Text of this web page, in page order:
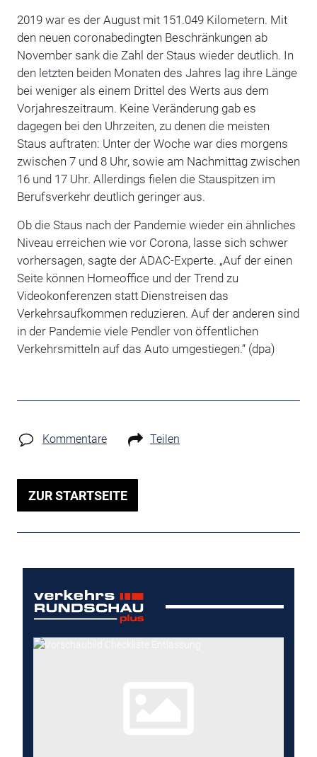
2019 war es der August mit 151.049 Kilometern. Mit
den neuen coronabedingten Beschränkungen ab
November sank die Zahl der Staus wieder deutlich. In
den letzten beiden Monaten des Jahres lag ihre Länge
bei weniger als einem Drittel des Werts aus dem
Vorjahreszeitraum. Keine Veränderung gab es
dagegen bei den Uhrzeiten, zu denen die meisten
Staus auftraten: Unter der Woche war dies morgens
zwischen 7 und 8 Uhr, sowie am Nachmittag zwischen
16 und 17 Uhr. Allerdings fielen die Stauspitzen im
Berufsverkehr deutlich geringer aus.
Ob die Staus nach der Pandemie wieder ein ähnliches
Niveau erreichen wie vor Corona, lasse sich schwer
vorhersagen, sagte der ADAC-Experte. „Auf der einen
Seite können Homeoffice und der Trend zu
Videokonferenzen statt Dienstreisen das
Verkehrsaufkommen reduzieren. Auf der anderen sind
in der Pandemie viele Pendler von öffentlichen
Verkehrsmitteln auf das Auto umgestiegen.“ (dpa)
Kommentare Teilen
ZUR STARTSEITE